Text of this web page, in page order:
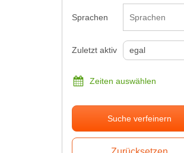
Sprachen
Zuletzt aktiv
Zeiten auswählen
Suche verfeinern